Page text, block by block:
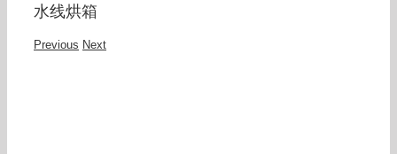
水线烘箱
Previous Next